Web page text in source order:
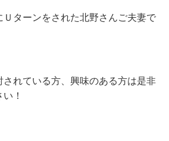
ターンをされた北野さんご夫妻で
れている方、興味のある方は是非
！